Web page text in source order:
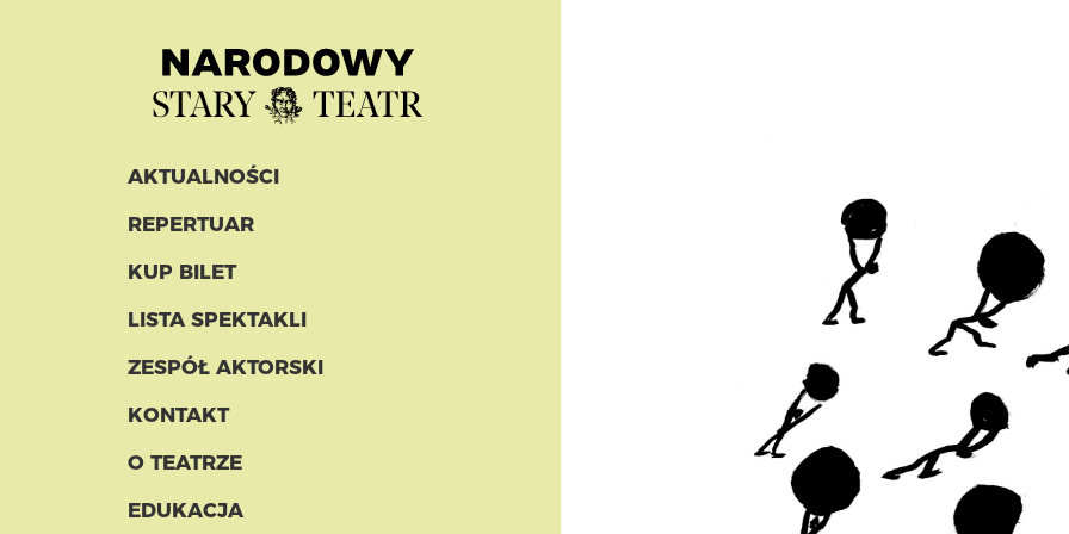
AKTUALNOŚCI
REPERTUAR
KUP BILET
LISTA SPEKTAKLI
ZESPÓŁ AKTORSKI
KONTAKT
O TEATRZE
EDUKACJA